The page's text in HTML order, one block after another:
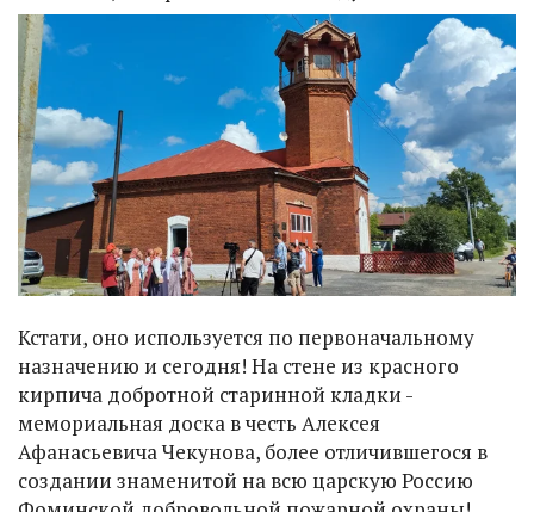
Кстати, оно используется по первоначальному
назначению и сегодня! На стене из красного
кирпича добротной старинной кладки -
мемориальная доска в честь Алексея
Афанасьевича Чекунова, более отличившегося в
создании знаменитой на всю царскую Россию